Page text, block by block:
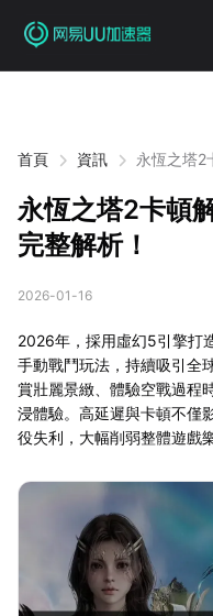
首頁 資訊 永恆之塔2
永恆之塔2卡頓
完整解析！
2026-01-16
2026年，採用虛幻5引擎打
手動戰鬥玩法，持續吸引全
賞壯麗景緻、體驗空戰過程
浸體驗。高延遲與卡頓不僅
役失利，大幅削弱整體遊戲樂